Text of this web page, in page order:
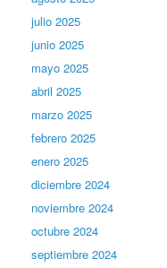
julio 2025
junio 2025
mayo 2025
abril 2025
marzo 2025
febrero 2025
enero 2025
diciembre 2024
noviembre 2024
octubre 2024
septiembre 2024